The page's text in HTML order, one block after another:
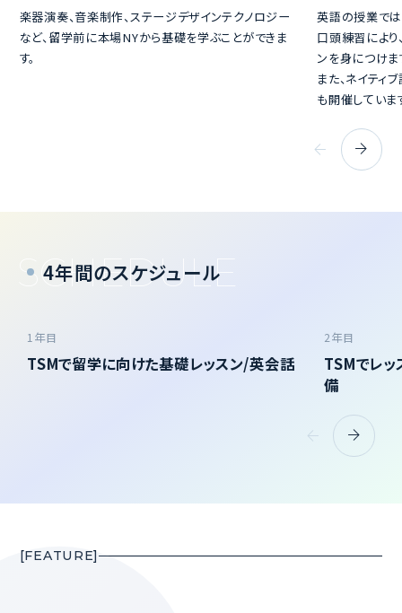
楽器演奏、音楽制作、ステージデザインテクノロジー
など、留学前に本場NYから基礎を学ぶことができま
す。
英語の授業で
口頭練習により
ンを身につけま
また、ネイティ
も開催していま
4年間のスケジュール
1年目
TSMで留学に向けた基礎レッスン/英会話
2年目
TSMでレ
備